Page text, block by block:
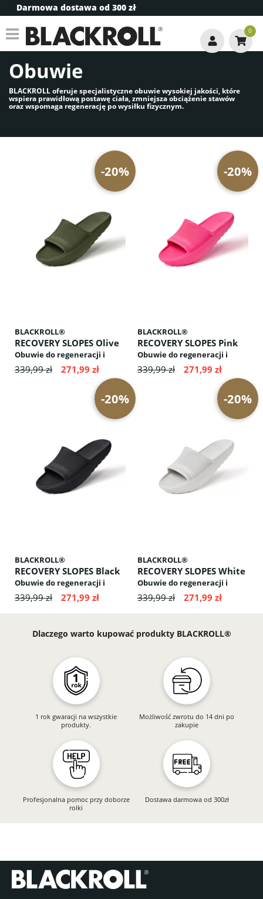
Darmowa dostawa od 300 zł
0
Obuwie
BLACKROLL oferuje specjalistyczne obuwie wysokiej jakości, które
wspiera prawidłową postawę ciała, zmniejsza obciążenie stawów
oraz wspomaga regenerację po wysiłku fizycznym.
-20%
BLACKROLL®
RECOVERY SLOPES Olive
Obuwie do regeneracji i
aktywacji mięśni: odciąża
przednią część stopy,
stymuluje krążenie krwi,
poprawia postawę ciała
339,99 zł 271,99 zł
-20%
BLACKROLL®
RECOVERY SLOPES Pink
Obuwie do regeneracji i
aktywacji mięśni: odciąża
przednią część stopy,
stymuluje krążenie krwi,
poprawia postawę ciała
339,99 zł 271,99 zł
-20%
BLACKROLL®
RECOVERY SLOPES Black
Obuwie do regeneracji i
aktywacji mięśni: odciąża
przednią część stopy,
339,99 zł 271,99 zł
-20%
BLACKROLL®
RECOVERY SLOPES White
Obuwie do regeneracji i
aktywacji mięśni: odciąża
przednią część stopy,
339,99 zł 271,99 zł
Dlaczego warto kupować produkty BLACKROLL®
1 rok gwaracji na wszystkie
produkty.
Możliwość zwrotu do 14 dni po
zakupie
Profesjonalna pomoc przy doborze
rolki
Dostawa darmowa od 300zł